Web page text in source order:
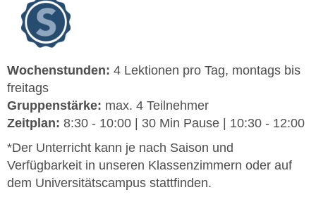
Wochenstunden: 4 Lektionen pro Tag, montags bis
freitags
Gruppenstärke: max. 4 Teilnehmer
Zeitplan: 8:30 - 10:00 | 30 Min Pause | 10:30 - 12:00
*Der Unterricht kann je nach Saison und
Verfügbarkeit in unseren Klassenzimmern oder auf
dem Universitätscampus stattfinden.